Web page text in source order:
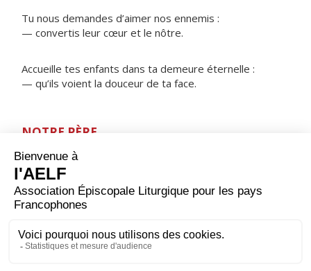
Tu nous demandes d’aimer nos ennemis :
— convertis leur cœur et le nôtre.
Accueille tes enfants dans ta demeure éternelle :
— qu’ils voient la douceur de ta face.
NOTRE PÈRE
ORAISON
Dieu tout-puissant, qui nous a donné de vivre jusqu'à
maintenant, vers toi nous levons les mains pour te
rendre ce soir toute grâce reçue ; accepte notre
toi et le Saint-Esprit, maintenant et pour les siècles des
siècles. Amen.